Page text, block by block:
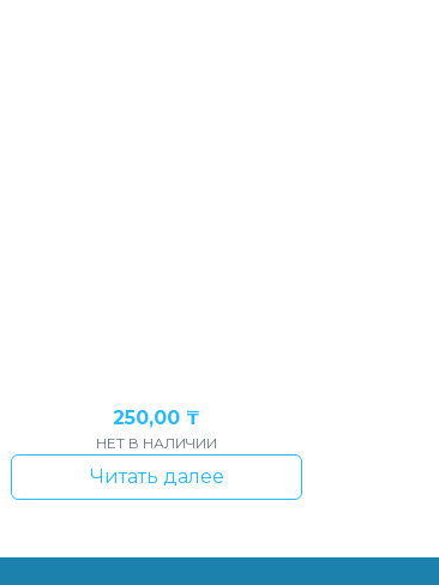
250,00 ₸
НЕТ В НАЛИЧИИ
Читать далее